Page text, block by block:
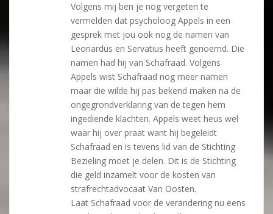
Volgens mij ben je nog vergeten te
vermelden dat psycholoog Appels in een
gesprek met jou ook nog de namen van
Leonardus en Servatius heeft genoemd. Die
namen had hij van Schafraad. Volgens
Appels wist Schafraad nog meer namen
maar die wilde hij pas bekend maken na de
ongegrondverklaring van de tegen hem
ingediende klachten. Appels weet heus wel
waar hij over praat want hij begeleidt
Schafraad en is tevens lid van de Stichting
Bezieling moet je delen. Dit is de Stichting
die geld inzamelt voor de kosten van
strafrechtadvocaat Van Oosten.
Laat Schafraad voor de verandering nu eens